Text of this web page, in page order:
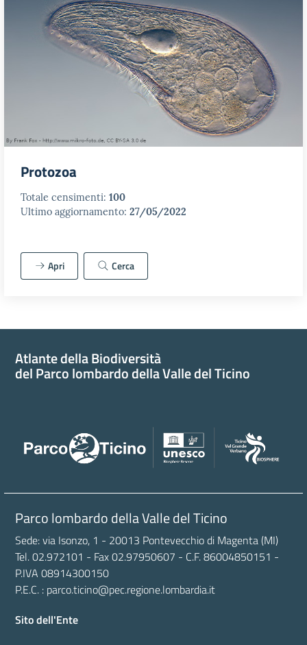
Protozoa
Totale censimenti: 100
Ultimo aggiornamento: 27/05/2022
Apri Cerca
Atlante della Biodiversità
del Parco lombardo della Valle del Ticino
Parco lombardo della Valle del Ticino
Sede: via Isonzo, 1 - 20013 Pontevecchio di Magenta (MI)
Tel. 02.972101 - Fax 02.97950607 - C.F. 86004850151 -
P.IVA 08914300150
P.E.C. : parco.ticino@pec.regione.lombardia.it
Sito dell'Ente